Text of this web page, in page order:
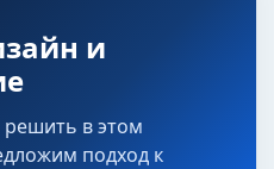
и
решить в этом
подход к